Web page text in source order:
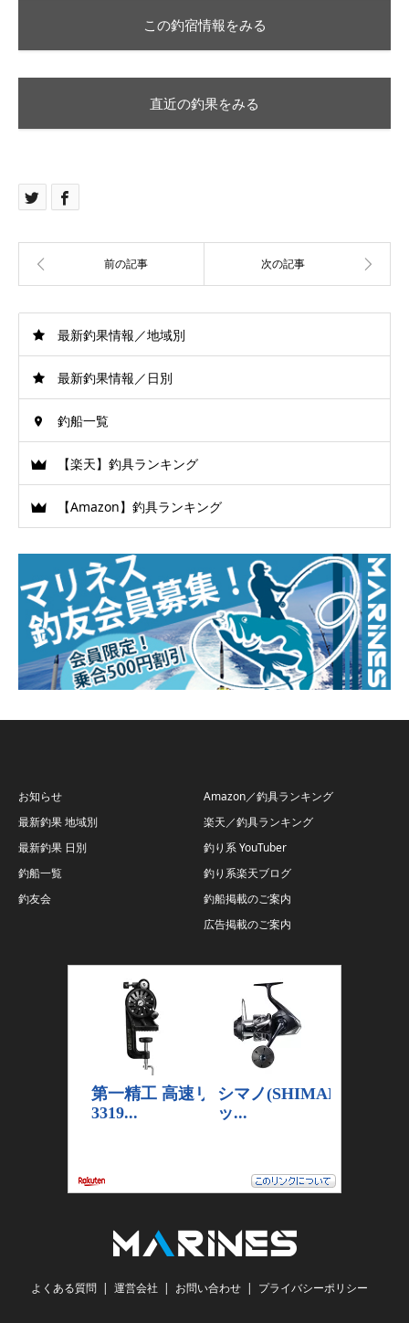
この釣宿情報をみる
直近の釣果をみる
最新釣果情報／地域別
最新釣果情報／日別
釣船一覧
【楽天】釣具ランキング
【Amazon】釣具ランキング
お知らせ
最新釣果 地域別
最新釣果 日別
釣船一覧
釣友会
Amazon／釣具ランキング
楽天／釣具ランキング
釣り系 YouTuber
釣り系楽天ブログ
釣船掲載のご案内
広告掲載のご案内
よくある質問 運営会社 お問い合わせ プライバシーポリシー